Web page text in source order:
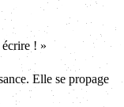
! »
Elle se propage